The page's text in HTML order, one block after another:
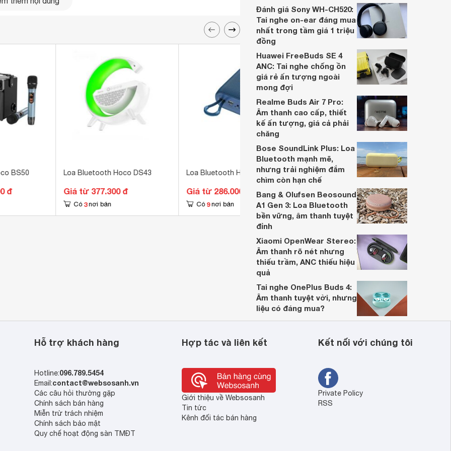
có tên Cloud Fox BS7, bấm vào để kết nối.
BS50
đ
Loa Bluetooth Hoco DS43
Giá từ 377.300 đ
Có 3 nơi bán
Loa Bluetooth Hoco HC15
Giá từ 286.000 đ
Có 9 nơi bán
Loa Bluetooth Hoco BS51
Giá từ 140.800 đ
Có 11 nơi bán
dựa trên nhu cầu và sở thích cá nhân. Cả
hai đều là sản phẩm chất lượng cao,
nhưng hướng tới đối tượng khách hàng
khác nhau.
Đánh giá Sony WH-CH520:
Tai nghe on-ear đáng mua
nhất trong tầm giá 1 triệu
đồng
Huawei FreeBuds SE 4
ANC: Tai nghe chống ồn
giá rẻ ấn tượng ngoài
mong đợi
Realme Buds Air 7 Pro:
Âm thanh cao cấp, thiết
kế ấn tượng, giá cả phải
chăng
Bose SoundLink Plus: Loa
Bluetooth mạnh mẽ,
nhưng trải nghiệm đắm
chìm còn hạn chế
Bang & Olufsen Beosound
A1 Gen 3: Loa Bluetooth
bền vững, âm thanh tuyệt
đỉnh
Xiaomi OpenWear Stereo:
Âm thanh rõ nét nhưng
thiếu trầm, ANC thiếu hiệu
quả
Tai nghe OnePlus Buds 4:
Âm thanh tuyệt vời, nhưng
liệu có đáng mua?
Hỗ trợ khách hàng
Hotline:096.789.5454
Email:contact@websosanh.vn
Các câu hỏi thường gặp
Chính sách bán hàng
Miễn trừ trách nhiệm
Chính sách bảo mật
Quy chế hoạt động sàn TMĐT
Hợp tác và liên kết
Giới thiệu về Websosanh
Tin tức
Kênh đối tác bán hàng
Kết nối với chúng tôi
Private Policy
RSS